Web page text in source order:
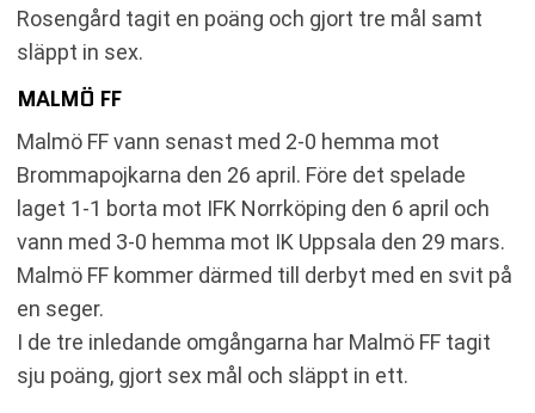
Rosengård tagit en poäng och gjort tre mål samt
släppt in sex.
MALMÖ FF
Malmö FF vann senast med 2-0 hemma mot
Brommapojkarna den 26 april. Före det spelade
laget 1-1 borta mot IFK Norrköping den 6 april och
vann med 3-0 hemma mot IK Uppsala den 29 mars.
Malmö FF kommer därmed till derbyt med en svit på
en seger.
I de tre inledande omgångarna har Malmö FF tagit
sju poäng, gjort sex mål och släppt in ett.